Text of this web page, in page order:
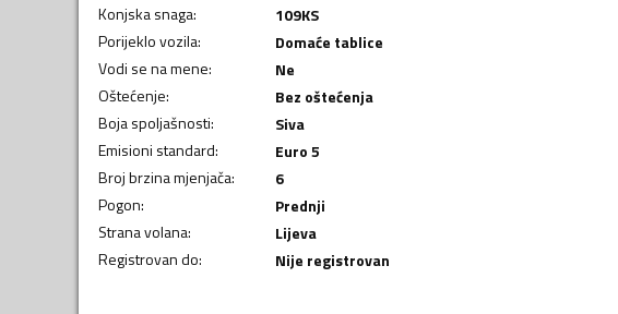
Konjska snaga: 109KS
Porijeklo vozila:
Domaće tablice
Vodi se na mene:
Ne
Oštećenje:
Bez oštećenja
Boja spoljašnosti:
Siva
Emisioni standard:
Euro 5
Broj brzina mjenjača:
6
Pogon:
Prednji
Strana volana:
Lijeva
Registrovan do: Nije registrovan